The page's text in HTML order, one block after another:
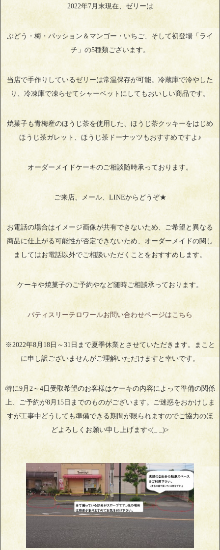
2022年7月末現在、ゼリーは
ぶどう・梅・パッション＆マンゴー・いちご、そして初登場「ライ
チ」の5種類ございます。
当店で手作りしているゼリーは常温保存が可能。冷蔵庫で冷やした
り、冷凍庫で凍らせてシャーベットにしてもおいしい商品です。
焼菓子も青梅産のほうじ茶を使用した、ほうじ茶クッキーをはじめ
ほうじ茶ガレット、ほうじ茶ドーナッツもおすすめですよ♪
オーダーメイドケーキのご相談随時承っております。
ご来店、メール、LINEからどうぞ★
お電話の場合はイメージ画像が共有できないため、ご希望と異なる
商品に仕上がる可能性が否定できないため、オーダーメイドの関し
ましてはお電話以外でご相談いただくことをおすすめします。
ケーキや焼菓子のご予約やなど随時ご相談承っております。
パティスリーテロワールお問い合わせページはこちら
※2022年8月18日～31日まで夏季休業とさせていただきます。まこと
に申し訳ございませんがご理解いただけますと幸いです。
特に9月2～4日受取希望のお客様はケーキの内容によって準備の関係
上、ご予約が8月15日までのものがございます。ご迷惑をおかけしま
すが工事中どうしても準備できる期間が限られますのでご協力のほ
どよろしくお願い申し上げます<(_ _)>